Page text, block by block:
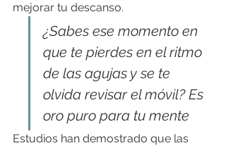
mejorar tu descanso.
¿Sabes ese momento en
que te pierdes en el ritmo
de las agujas y se te
olvida revisar el móvil? Es
oro puro para tu mente
Estudios han demostrado que las